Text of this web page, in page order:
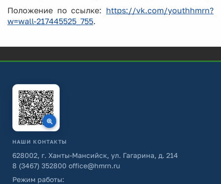
Положение по ссылке: https://vk.com/youthhmrn?
w=wall-217445525_755.
НАШИ КОНТАКТЫ
628002, г. Ханты-Мансийск, ул. Гагарина, д. 214
8 (3467) 352800 office@hmrn.ru
Режим работы: